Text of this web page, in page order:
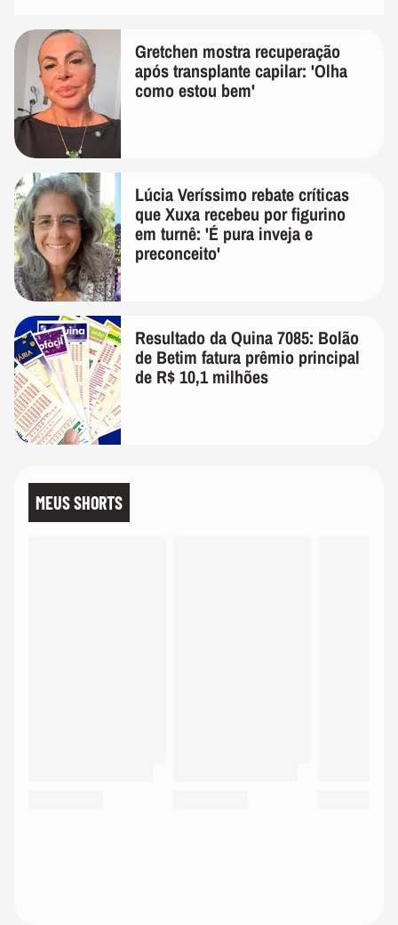
Gretchen mostra recuperação
após transplante capilar: 'Olha
como estou bem'
Lúcia Veríssimo rebate críticas
que Xuxa recebeu por figurino
em turnê: 'É pura inveja e
preconceito'
Resultado da Quina 7085: Bolão
de Betim fatura prêmio principal
de R$ 10,1 milhões
MEUS SHORTS